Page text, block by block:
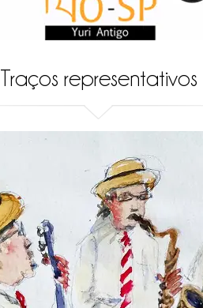
Traços representativos